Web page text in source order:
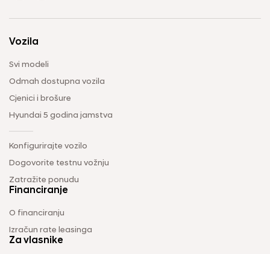
Vozila
Svi modeli
Odmah dostupna vozila
Cjenici i brošure
Hyundai 5 godina jamstva
Konfigurirajte vozilo
Dogovorite testnu vožnju
Zatražite ponudu
Financiranje
O financiranju
Izračun rate leasinga
Za vlasnike